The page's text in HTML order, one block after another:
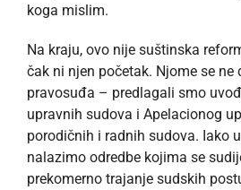
koga mislim.
Na kraju, ovo nije suštinska
čak ni njen početak. Njome se ne
pravosuđa – predlagali smo
upravnih sudova i Apelacionog
porodičnih i radnih sudova. Iako
nalazimo odredbe kojima se
prekomerno trajanje sudskih